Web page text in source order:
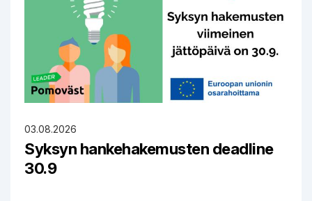
Syksyn hankehakemusten deadline
30.9
03.08.2026